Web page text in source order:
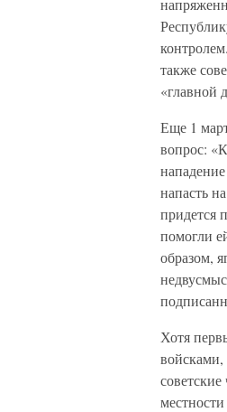
также
«главной
Еще 1
вопрос:
напасть
помогли
образом,
Хотя